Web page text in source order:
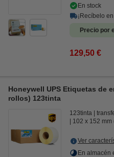
En stock
¡Recíbelo
Precio por
129,50 €
Honeywell UPS Etiquetas de
rollos) 123tinta
123tinta
102 x 152 mm
Ver
En almacén